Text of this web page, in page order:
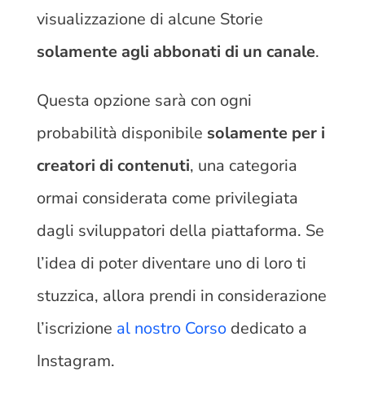
visualizzazione di alcune Storie
solamente agli abbonati di un canale.
Questa opzione sarà con ogni
probabilità disponibile solamente per i
creatori di contenuti, una categoria
ormai considerata come privilegiata
dagli sviluppatori della piattaforma. Se
l’idea di poter diventare uno di loro ti
stuzzica, allora prendi in considerazione
l’iscrizione al nostro Corsodedicato a
Instagram.